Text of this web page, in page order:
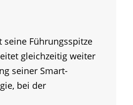
seine Führungsspitze
gleichzeitig weiter
seiner Smart-
bei der